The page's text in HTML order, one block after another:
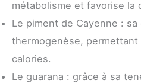
métabolisme et favorise la
Le piment de Cayenne :
thermogenèse,
calories.
Le guarana : grâce à sa